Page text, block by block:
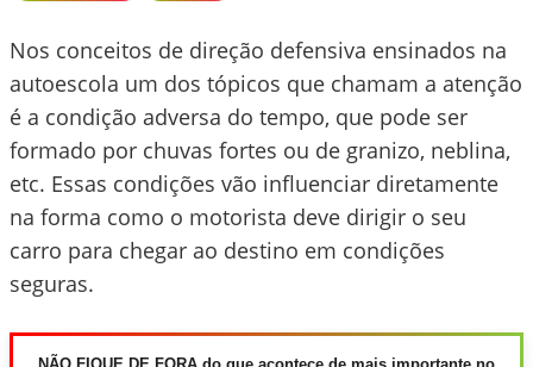
Nos conceitos de direção defensiva ensinados na
autoescola um dos tópicos que chamam a atenção
é a condição adversa do tempo, que pode ser
formado por chuvas fortes ou de granizo, neblina,
etc. Essas condições vão influenciar diretamente
na forma como o motorista deve dirigir o seu
carro para chegar ao destino em condições
seguras.